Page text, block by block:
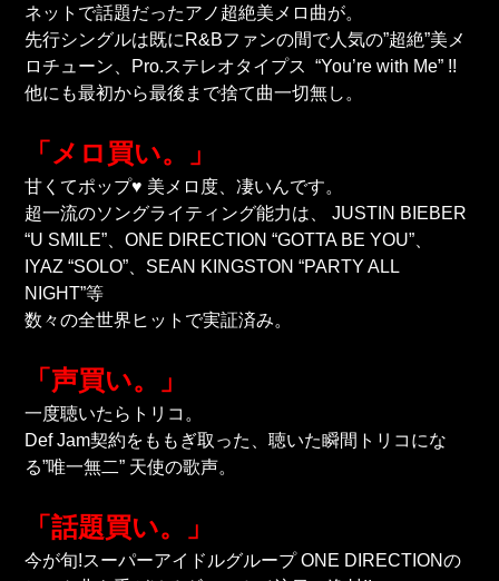
ネットで話題だったアノ超絶美メロ曲が。
先行シングルは既にR&Bファンの間で人気の”超絶”美メ
ロチューン、Pro.ステレオタイプス “You’re with Me” !!
他にも最初から最後まで捨て曲一切無し。
「メロ買い。」
甘くてポップ♥ 美メロ度、凄いんです。
超一流のソングライティング能力は、 JUSTIN BIEBER
“U SMILE”、ONE DIRECTION “GOTTA BE YOU”、
IYAZ “SOLO”、SEAN KINGSTON “PARTY ALL
NIGHT”等
数々の全世界ヒットで実証済み。
「声買い。」
一度聴いたらトリコ。
Def Jam契約をももぎ取った、聴いた瞬間トリコにな
る”唯一無二” 天使の歌声。
「話題買い。」
今が旬!スーパーアイドルグループ ONE DIRECTIONの